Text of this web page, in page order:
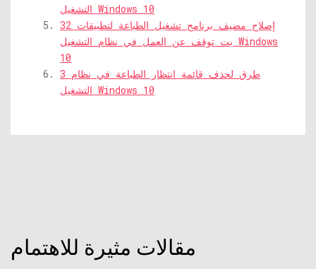
التشغيل Windows 10
إصلاح مضيف برنامج تشغيل الطباعة لتطبيقات 32
بت توقف عن العمل في نظام التشغيل Windows
10
3 طرق لحذف قائمة انتظار الطباعة في نظام
التشغيل Windows 10
مقالات مثيرة للاهتمام